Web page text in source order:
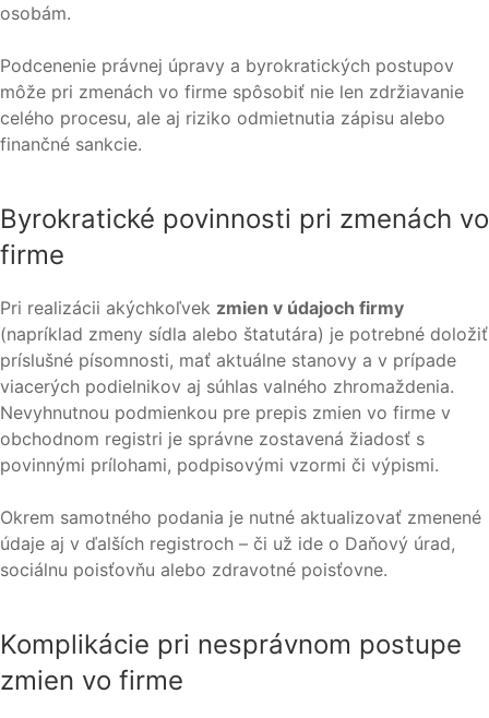
osobám.
Podcenenie právnej úpravy a byrokratických postupov
môže pri zmenách vo firme spôsobiť nie len zdržiavanie
celého procesu, ale aj riziko odmietnutia zápisu alebo
finančné sankcie.
Byrokratické povinnosti pri zmenách vo
firme
Pri realizácii akýchkoľvek zmien v údajoch firmy
(napríklad zmeny sídla alebo štatutára) je potrebné doložiť
príslušné písomnosti, mať aktuálne stanovy a v prípade
viacerých podielnikov aj súhlas valného zhromaždenia.
Nevyhnutnou podmienkou pre prepis zmien vo firme v
obchodnom registri je správne zostavená žiadosť s
povinnými prílohami, podpisovými vzormi či výpismi.
Okrem samotného podania je nutné aktualizovať zmenené
údaje aj v ďalších registroch – či už ide o Daňový úrad,
sociálnu poisťovňu alebo zdravotné poisťovne.
Komplikácie pri nesprávnom postupe
zmien vo firme